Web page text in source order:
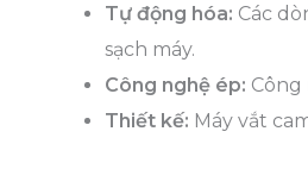
Tự động hóa: Các
sạch máy.
Công nghệ ép:
Thiết kế: Máy vắt